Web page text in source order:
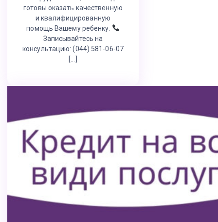
готовы оказать качественную
и квалифицированную
помощь Вашему ребенку.
Записывайтесь на
консультацию: (044) 581-06-07
[…]